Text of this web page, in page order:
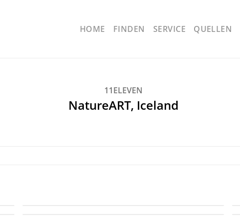
HOME FINDEN SERVICE QUELLEN
11ELEVEN
NatureART, Iceland